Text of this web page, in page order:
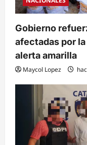
Gobierno
afectadas por
alerta amarilla
Maycol Lopez